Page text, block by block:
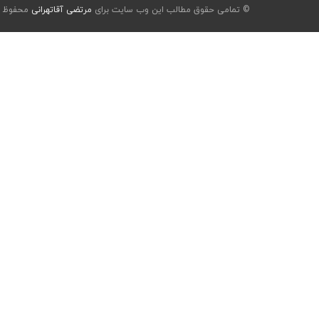
© تمامی حقوق مطالب این وب سایت برای مرتضی آقاتهرانی